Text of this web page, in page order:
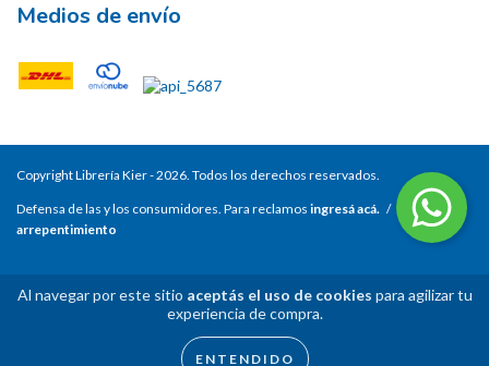
Al navegar por este sitio aceptás el uso de cookies para agilizar tu
experiencia de compra.
ENTENDIDO
Medios de envío
Copyright Librería Kier - 2026. Todos los derechos reservados.
Defensa de las y los consumidores. Para reclamos ingresá acá. /
Botón de
arrepentimiento